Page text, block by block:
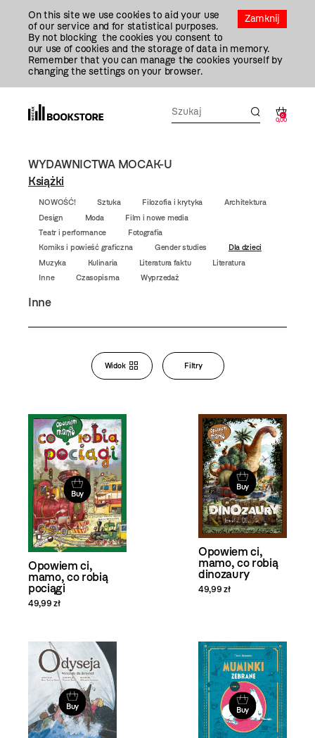
Zamknij
On this site we use cookies to aid your use
of our service and for statistical purposes.
By not blocking the cookies you consent to
our use of cookies and the storage of data in memory.
Remember that you can manage the cookies yourself by
changing the settings on your browser.
0
0,00
WYDAWNICTWA MOCAK-U
Książki
NOWOŚĆ! Sztuka Filozofia i krytyka
Architektura
Design
Moda
Film i nowe media
Teatr i performance
Fotografia
Komiks i powieść graficzna
Gender studies
Dla dzieci
Muzyka
Kulinaria Literatura faktu
Literatura
Inne
Czasopisma Wyprzedaż
Inne
Bookstore
Zmiana
i filtrowanie
produktów
Widok Filtry
Buy
Opowiem ci,
mamo, co robią
pociągi
49,99 zł
Buy
Opowiem ci,
mamo, co robią
dinozaury
49,99 zł
Buy Buy